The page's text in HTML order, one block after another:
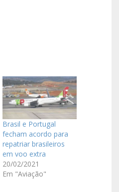
Brasil e Portugal
fecham acordo para
repatriar brasileiros
em voo extra
20/02/2021
Em "Aviação"